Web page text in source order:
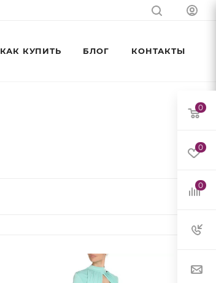
КАК КУПИТЬ БЛОГ КОНТАКТЫ
0
0
0